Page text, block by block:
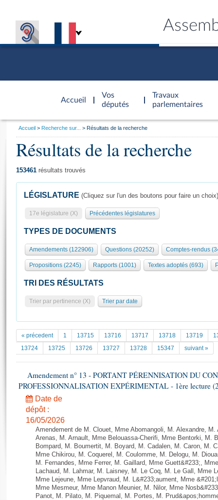
Accueil
d'accueil
Vos
députés
Travaux
parlementaires
Présidence
577 députés
Groupes politiques
Séance publique
Commissions et autres organes
Europe et International
Pétitions
Documents parlementaires
Projets de loi
Propositions de loi
Amendements
Textes adoptés
Rapports d'information
Rapports d'enquête
Rapports législatifs
Rapports sur l'application des lois
Baromètre de l’application des lois
Général
Rôle et pouvoirs de l'Assemblée
Organisation de l'Assemblée
Présidence Conférence des Présidents Bureau Collège des
Statistiques et chiffres clés
Documents de référence
( Constitution | Règlement de l'Assemblée ... )
Histoire
Juniors
Anciennes législatures
Liens vers les sites publics
Visiter l'Assemblée
Visite virtuelle du palais Bourbon
Assister à une séance
La Bibliothèque
Les archives
Photos libres de droit
Vous
Accueil Recherche sur... Résultats de la recherche
Résultats de la recherche
153461 résultats trouvés
LÉGISLATURE (Cliquez sur l'un des boutons pour faire un choix)
17e législature (X) Précédentes législatures
TYPES DE DOCUMENTS
Amendements (122906) Questions (20252) Comptes-rendus
Propositions (2245) Rapports (1001) Textes adoptés (693)
TRI DES RÉSULTATS
Trier par pertinence (X) Trier par date
« précedent 1 13715 13716 13717 13718 13719
13724
13725 13726 13727 13728 15347 suivant »
Amendement n° 13 - PORTANT PÉRENNISATION DU
PROFESSIONNALISATION EXPÉRIMENTAL - 1ère lecture
Date de
dépôt :
16/05/2026
Amendement de M. Clouet, Mme Abomangoli, M. Alexandre,
Arenas, M. Arnault, Mme Belouassa-Cherifi, Mme Bentorki, M.
Bompard, M. Boumertit, M. Boyard, M. Cadalen, M. Caron, M.
Mme Chikirou, M. Coquerel, M. Coulomme, M. Delogu, M.
M. Fernandes, Mme Ferrer, M. Gaillard, Mme Guett&#233;,
Lachaud, M. Lahmar, M. Laisney, M. Le Coq, M. Le Gall, Mme
Mme Lejeune, Mme Lepvraud, M. L&#233;aument, Mme
Mme Mesmeur, Mme Manon Meunier, M. Nilor, Mme
Panot, M. Pilato, M. Piquemal, M. Portes, M.